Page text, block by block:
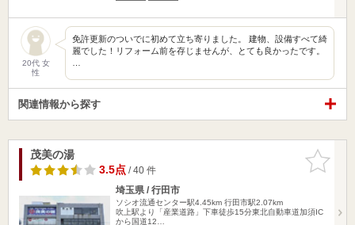
20代 女
性
免許更新のついでに初めて立ち寄りました。 建物、設備すべて綺
麗でした！リフォーム前を存じませんが、とても良かったです。
関連情報から探す
お気に入
りに追加
茂美の湯
3.5点/ 40 件
埼玉県 / 行田市
ソシオ流通センター駅4.45km 行田市駅2.07km
吹上駅より「産業道路」下車徒歩15分東北自動車道加須IC
から国道12…